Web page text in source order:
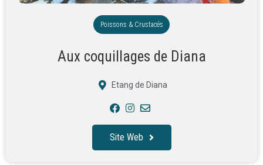
Poissons & Crustacés
Aux coquillages de Diana
Etang de Diana
Site Web